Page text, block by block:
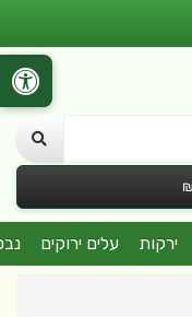
ירקות עלים ירוקים